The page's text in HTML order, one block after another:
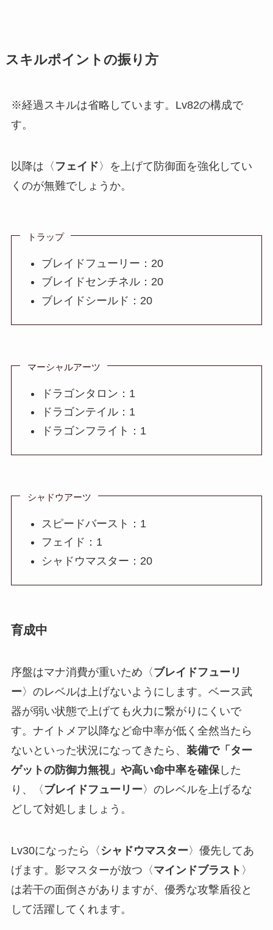
スキルポイントの振り方
※経過スキルは省略しています。Lv82の構成で
す。
以降は〈 フェイド〉を上げて防御面を強化してい
くのが無難でしょうか。
トラップ
ブレイドフューリー：20
ブレイドセンチネル：20
ブレイドシールド：20
マーシャルアーツ
ドラゴンタロン：1
ドラゴンテイル：1
ドラゴンフライト：1
シャドウアーツ
スピードバースト：1
フェイド：1
シャドウマスター：20
育成中
序盤はマナ消費が重いため〈ブレイドフューリ
ー〉のレベルは上げないようにします。ベース武
器が弱い状態で上げても火力に繋がりにくいで
す。ナイトメア以降など命中率が低く全然当たら
ないといった状況になってきたら、 装備で「ター
ゲットの防御力無視」や高い命中率を確保した
り、〈ブレイドフューリー〉のレベルを上げるな
どして対処しましょう。
Lv30になったら〈 シャドウマスター〉優先してあ
げます。影マスターが放つ〈マインドブラスト 〉
は若干の面倒さがありますが、優秀な攻撃盾役と
して活躍してくれます。